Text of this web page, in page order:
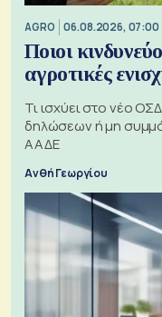
AGRO 06.08.2026, 07:00
Ποιοι
αγροτικές
Τι ισχύει στο νέο
δηλώσεων ή μη
ΑΑΔΕ
Ανθή Γεωργίου